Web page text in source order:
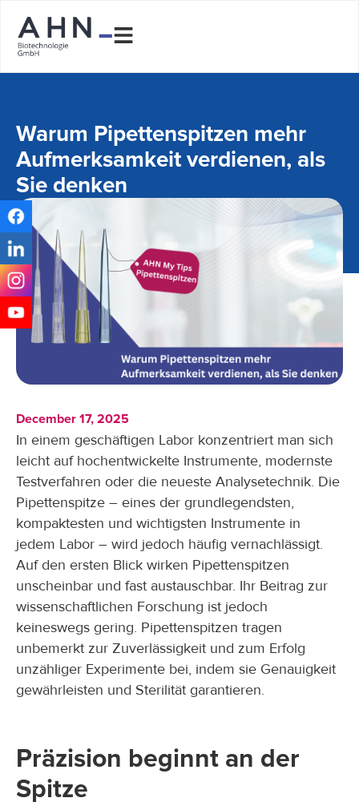
Warum Pipettenspitzen mehr
Aufmerksamkeit verdienen, als
Sie denken
December 17, 2025
In einem geschäftigen Labor konzentriert man sich
leicht auf hochentwickelte Instrumente, modernste
Testverfahren oder die neueste Analysetechnik. Die
Pipettenspitze – eines der grundlegendsten,
kompaktesten und wichtigsten Instrumente in
jedem Labor – wird jedoch häufig vernachlässigt.
Auf den ersten Blick wirken Pipettenspitzen
unscheinbar und fast austauschbar. Ihr Beitrag zur
wissenschaftlichen Forschung ist jedoch
keineswegs gering. Pipettenspitzen tragen
unbemerkt zur Zuverlässigkeit und zum Erfolg
unzähliger Experimente bei, indem sie Genauigkeit
gewährleisten und Sterilität garantieren.
Präzision beginnt an der
Spitze